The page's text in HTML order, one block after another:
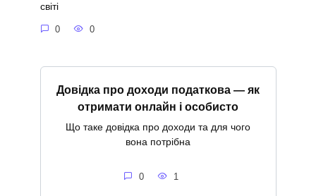
світі
0 0
Довідка про доходи податкова — як
отримати онлайн і особисто
Що таке довідка про доходи та для чого
вона потрібна
0 1